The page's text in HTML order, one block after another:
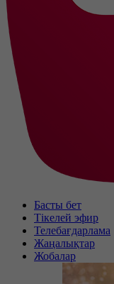
Басты бет
Тікелей эфир
Телебағдарлама
Жаңалықтар
Жобалар